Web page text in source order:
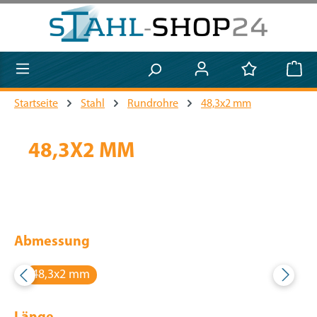
Zum Hauptinhalt springen
Startseite Stahl Rundrohre 48,3x2 mm
48,3X2 MM
Abmessung
48,3x2 mm